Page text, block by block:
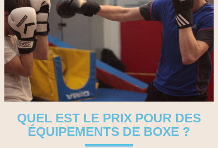
QUEL EST LE PRIX POUR DES
ÉQUIPEMENTS DE BOXE ?